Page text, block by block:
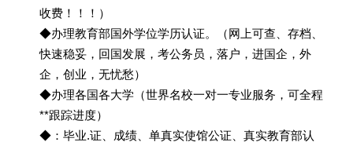
收费！！！）
◆办理教育部国外学位学历认证。（网上可查、存档、
快速稳妥，回国发展，考公务员，落户，进国企，外
企，创业，无忧愁）
◆办理各国各大学（世界名校一对一专业服务，可全程
**跟踪进度）
◆：毕业.证、成绩、单真实使馆公证、真实教育部认